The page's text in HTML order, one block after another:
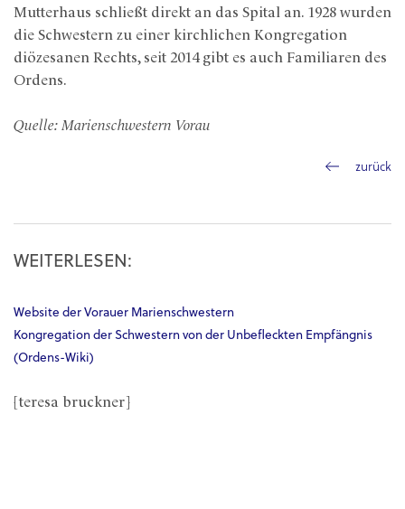
Mutterhaus schließt direkt an das Spital an. 1928 wurden
die Schwestern zu einer kirchlichen Kongregation
diözesanen Rechts, seit 2014 gibt es auch Familiaren des
Ordens.
Quelle: Marienschwestern Vorau
zurück
WEITERLESEN:
Website der Vorauer Marienschwestern
Kongregation der Schwestern von der Unbefleckten Empfängnis
(Ordens-Wiki)
[teresa bruckner]